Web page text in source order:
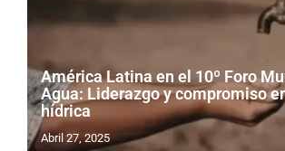
América Latina en el 10º Foro
Agua: Liderazgo y compromiso
hídrica
Abril 27, 2025